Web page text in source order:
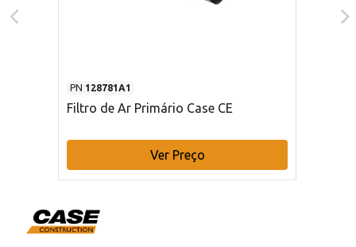
PN 128781A1
Filtro de Ar Primário Case CE
Ver Preço